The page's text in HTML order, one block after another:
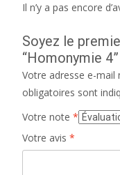
Il n’y a pas encore
Soyez le
“Homonymie 4”
Votre adresse e-mail
obligatoires sont
Votre note *
Votre avis *